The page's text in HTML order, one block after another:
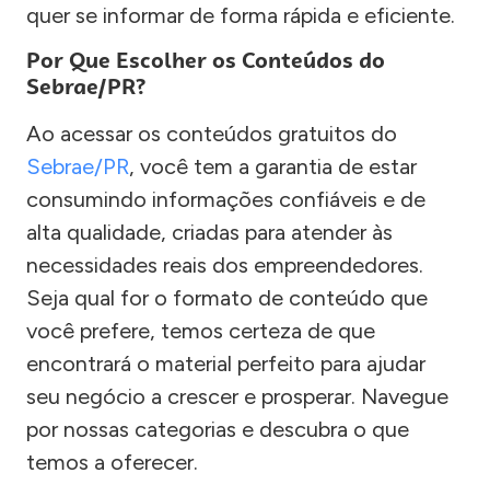
quer se informar de forma rápida e eficiente.
Por Que Escolher os Conteúdos do
Sebrae/PR?
Ao acessar os conteúdos gratuitos do
Sebrae/PR, você tem a garantia de estar
consumindo informações confiáveis e de
alta qualidade, criadas para atender às
necessidades reais dos empreendedores.
Seja qual for o formato de conteúdo que
você prefere, temos certeza de que
encontrará o material perfeito para ajudar
seu negócio a crescer e prosperar. Navegue
por nossas categorias e descubra o que
temos a oferecer.